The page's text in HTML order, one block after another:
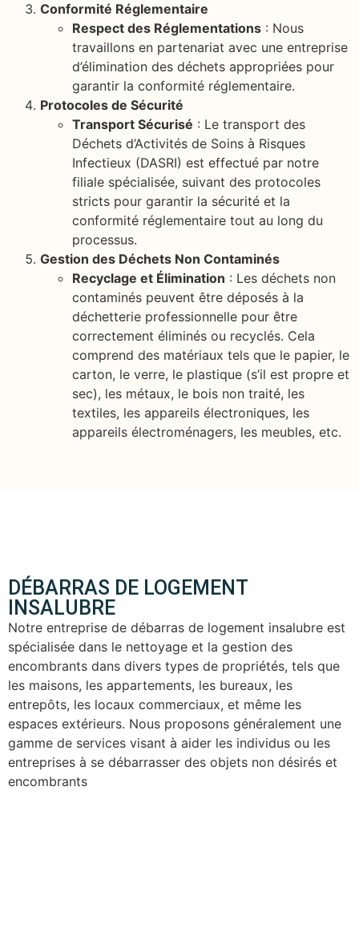
Conformité Réglementaire
Respect des Réglementations : Nous
travaillons en partenariat avec une entreprise
d’élimination des déchets appropriées pour
garantir la conformité réglementaire.
Protocoles de Sécurité
Transport Sécurisé : Le transport des
Déchets d’Activités de Soins à Risques
Infectieux (DASRI) est effectué par notre
filiale spécialisée, suivant des protocoles
stricts pour garantir la sécurité et la
conformité réglementaire tout au long du
processus.
Gestion des Déchets Non Contaminés
Recyclage et Élimination : Les déchets non
contaminés peuvent être déposés à la
déchetterie professionnelle pour être
correctement éliminés ou recyclés. Cela
comprend des matériaux tels que le papier, le
carton, le verre, le plastique (s’il est propre et
sec), les métaux, le bois non traité, les
textiles, les appareils électroniques, les
appareils électroménagers, les meubles, etc.
DÉBARRAS DE LOGEMENT
INSALUBRE
Notre entreprise de débarras de logement insalubre est
spécialisée dans le nettoyage et la gestion des
encombrants dans divers types de propriétés, tels que
les maisons, les appartements, les bureaux, les
entrepôts, les locaux commerciaux, et même les
espaces extérieurs. Nous proposons généralement une
gamme de services visant à aider les individus ou les
entreprises à se débarrasser des objets non désirés et
encombrants